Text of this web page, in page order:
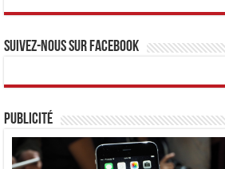
Suivez-nous sur Facebook
Publicité